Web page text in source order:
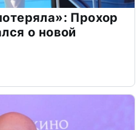
Прохор
о новой